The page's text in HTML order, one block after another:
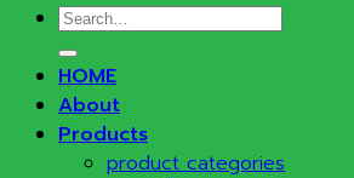
Search
for:
HOME
About
Products
product categories